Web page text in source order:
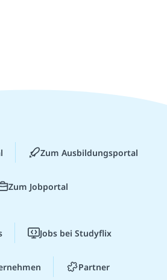
Zum Ausbildungsportal
Zum Jobportal
Jobs bei Studyflix
Partner